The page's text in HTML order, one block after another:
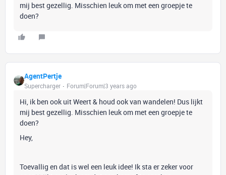
mij best gezellig. Misschien leuk om met een groepje te
doen?
AgentPertje
Supercharger Forum|Forum|3 years ago
Hi, ik ben ook uit Weert & houd ook van wandelen! Dus lijkt
mij best gezellig. Misschien leuk om met een groepje te
doen?
Hey,
Toevallig en dat is wel een leuk idee! Ik sta er zeker voor